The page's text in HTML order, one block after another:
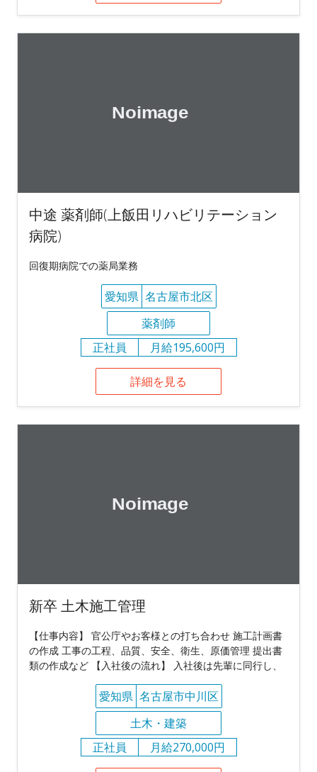
中途 薬剤師(上飯田リハビリテーション
病院)
回復期病院での薬局業務
愛知県 名古屋市北区
薬剤師
正社員
月給195,600円
詳細を見る
新卒 土木施工管理
【仕事内容】 官公庁やお客様との打ち合わせ 施工計画書
の作成 工事の工程、品質、安全、衛生、原価管理 提出書
類の作成など 【入社後の流れ】 入社後は先輩に同行し、
愛知県 名古屋市中川区
土木・建築
正社員
月給270,000円